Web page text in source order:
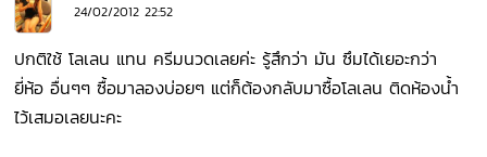
24/02/2012 22:52
ปกติใช้ โลเลน แทน ครีมนวดเลยค่ะ รู้สึกว่า มัน ซึมได้เยอะกว่า
ยี่ห้อ อื่นๆๆ ซื้อมาลองบ่อยๆ แต่ก็ต้องกลับมาซื้อโลเลน ติดห้องน้ำ
ไว้เสมอเลยนะคะ